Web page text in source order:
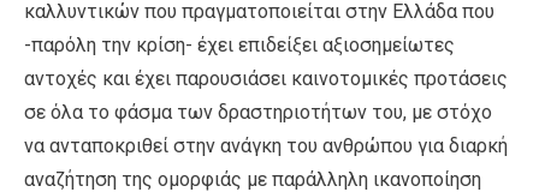
καλλυντικών που πραγματοποιείται στην Ελλάδα που
-παρόλη την κρίση- έχει επιδείξει αξιοσημείωτες
αντοχές και έχει παρουσιάσει καινοτομικές προτάσεις
σε όλα το φάσμα των δραστηριοτήτων του, με στόχο
να ανταποκριθεί στην ανάγκη του ανθρώπου για διαρκή
αναζήτηση της ομορφιάς με παράλληλη ικανοποίηση